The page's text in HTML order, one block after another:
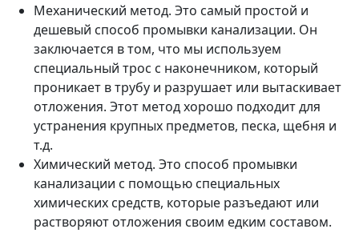
Механический метод. Это самый простой и
дешевый способ промывки канализации. Он
заключается в том, что мы используем
специальный трос с наконечником, который
проникает в трубу и разрушает или вытаскивает
отложения. Этот метод хорошо подходит для
устранения крупных предметов, песка, щебня и
т.д.
Химический метод. Это способ промывки
канализации с помощью специальных
химических средств, которые разъедают или
растворяют отложения своим едким составом.